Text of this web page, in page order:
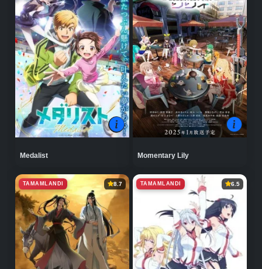
Medalist Momentary Lily
TAMAMLANDI 8.7 TAMAMLANDI 6.5